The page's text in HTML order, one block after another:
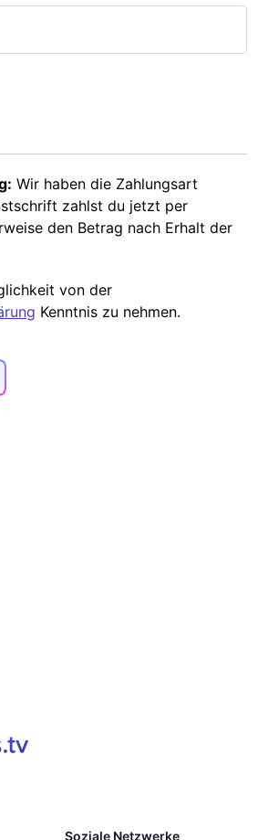
Wir haben die Zahlungsart
zahlst du jetzt per
den Betrag nach Erhalt der
von der
Kenntnis zu nehmen.
Soziale Netzwerke